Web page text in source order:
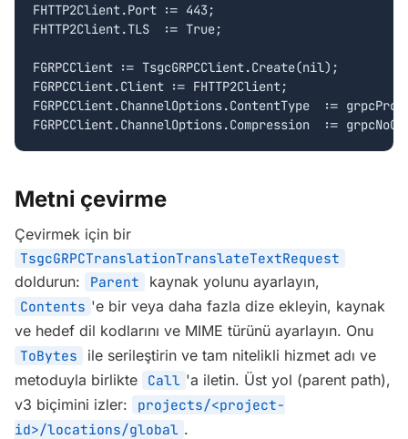
FHTTP2Client.Port := 443;
FHTTP2Client.TLS  := True;
FGRPCClient := TsgcGRPCClient.Create(nil);
FGRPCClient.Client := FHTTP2Client;
FGRPCClient.ChannelOptions.ContentType  :=
FGRPCClient.ChannelOptions.Compression  :=
Metni çevirme
Çevirmek için bir
TsgcGRPCTranslationTranslateTextRequest
doldurun: Parent kaynak yolunu ayarlayın,
Contents 'e bir veya daha fazla dize ekleyin, kaynak
ve hedef dil kodlarını ve MIME türünü ayarlayın. Onu
ToBytes
ile serileştirin ve tam nitelikli hizmet adı ve
metoduyla birlikte
Call 'a iletin. Üst yol (parent path),
v3 biçimini izler:
projects/<project-
id>/locations/global .